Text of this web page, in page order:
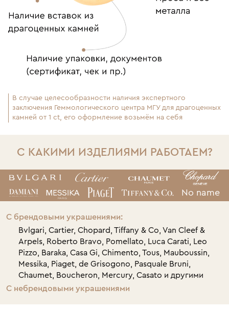
В случае целесообразности наличия экспертного
заключения Геммологического центра МГУ для драгоценных
камней от 1 ct, его оформление возьмём на себя
С КАКИМИ ИЗДЕЛИЯМИ РАБОТАЕМ?
No name
С брендовыми украшениями:
Bvlgari, Cartier, Chopard, Tiffany & Co, Van Cleef &
Arpels, Roberto Bravo, Pomellato, Luca Carati, Leo
Pizzo, Baraka, Casa Gi, Chimento, Tous, Mauboussin,
Messika, Piaget, de Grisogono, Pasquale Bruni,
Chaumet, Boucheron, Mercury, Casato и другими
С небрендовыми украшениями